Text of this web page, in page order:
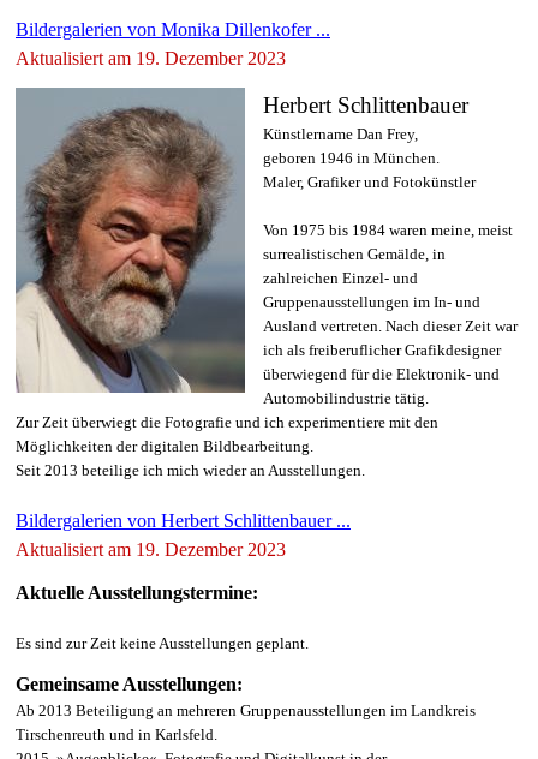
Bildergalerien von Monika Dillenkofer ...
Aktualisiert am 19. Dezember 2023
Herbert Schlittenbauer
Künstlername Dan Frey,
geboren 1946 in München.
Maler, Grafiker und Fotokünstler
Von 1975 bis 1984 waren meine, meist
surrealistischen Gemälde, in
zahlreichen Einzel- und
Gruppenausstellungen im In- und
Ausland vertreten. Nach dieser Zeit war
ich als freiberuflicher Grafikdesigner
überwiegend für die Elektronik- und
Automobilindustrie tätig.
Zur Zeit überwiegt die Fotografie und ich experimentiere mit den
Möglichkeiten der digitalen Bildbearbeitung.
Seit 2013 beteilige ich mich wieder an Ausstellungen.
Bildergalerien von Herbert Schlittenbauer ...
Aktualisiert am 19. Dezember 2023
Aktuelle Ausstellungstermine:
Es sind zur Zeit keine Ausstellungen geplant.
Gemeinsame Ausstellungen:
Ab 2013 Beteiligung an mehreren Gruppenausstellungen im Landkreis
Tirschenreuth und in Karlsfeld.